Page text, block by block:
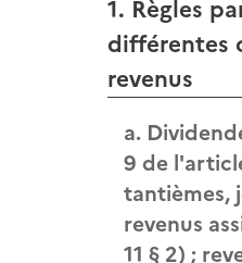
1. Règles
différentes
revenus
a.
9 de
tantièmes,
revenus
11 § 2) ;